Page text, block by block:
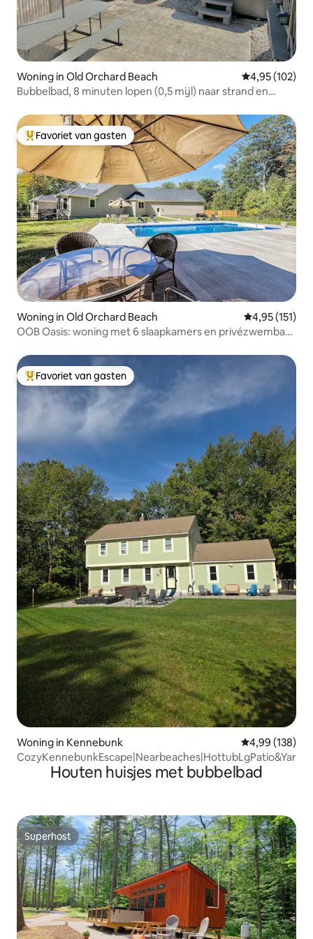
Woning in Old Orchard Beach Gemiddelde
4,95 (102)
Bubbelbad, 8 minuten lopen (0,5 mijl) naar strand en
Topfavoriet van gasten
Favoriet van gasten
Woning in Old Orchard Beach Gemiddelde
4,95 (151)
OOB Oasis: woning met 6 slaapkamers en privézwembad
Topfavoriet van gasten
Favoriet van gasten
Woning in Kennebunk Gemiddelde
4,99 (138)
CozyKennebunkEscape|Nearbeaches|HottubLgPatio&Yard
Houten huisjes met bubbelbad
Superhost
Superhost